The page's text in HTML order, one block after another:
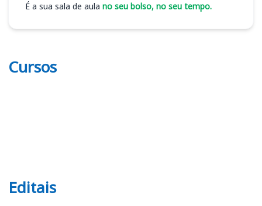
É a sua sala de aula no seu bolso, no seu tempo.
Cursos
Editais
Editais